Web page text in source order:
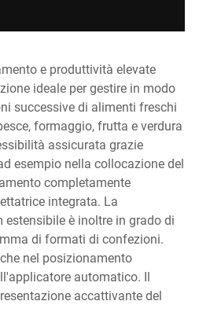
e produttività elevate
ideale per gestire in modo
successive di alimenti freschi
formaggio, frutta e verdura
assicurata grazie
esempio nella collocazione del
completamente
integrata. La
è inoltre in grado di
di formati di confezioni.
nel posizionamento
automatico. Il
accattivante del